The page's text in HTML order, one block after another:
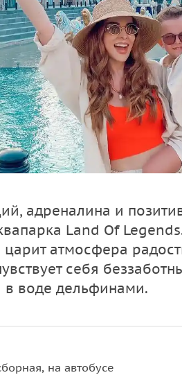
адреналина и
Land Of
царит атмосфера
себя
воде дельфинами.
на автобусе